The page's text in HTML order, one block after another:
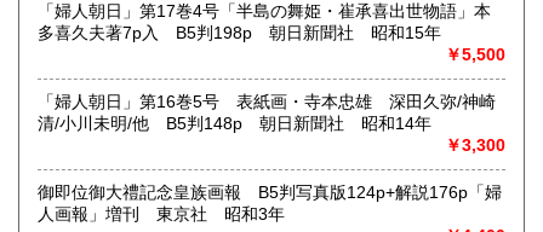
「婦人朝日」第17巻4号「半島の舞姫・崔承喜出世物語」本
多喜久夫著7p入 B5判198p 朝日新聞社 昭和15年
￥5,500
「婦人朝日」第16巻5号 表紙画・寺本忠雄 深田久弥/神崎
清/小川未明/他 B5判148p 朝日新聞社 昭和14年
￥3,300
御即位御大禮記念皇族画報 B5判写真版124p+解説176p「婦
人画報」増刊 東京社 昭和3年